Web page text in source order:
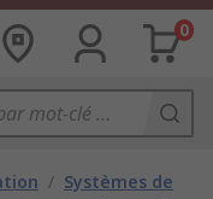
0
/ Systèmes de